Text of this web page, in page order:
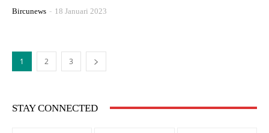
Bircunews - 18 Januari 2023
1 2 3
STAY CONNECTED